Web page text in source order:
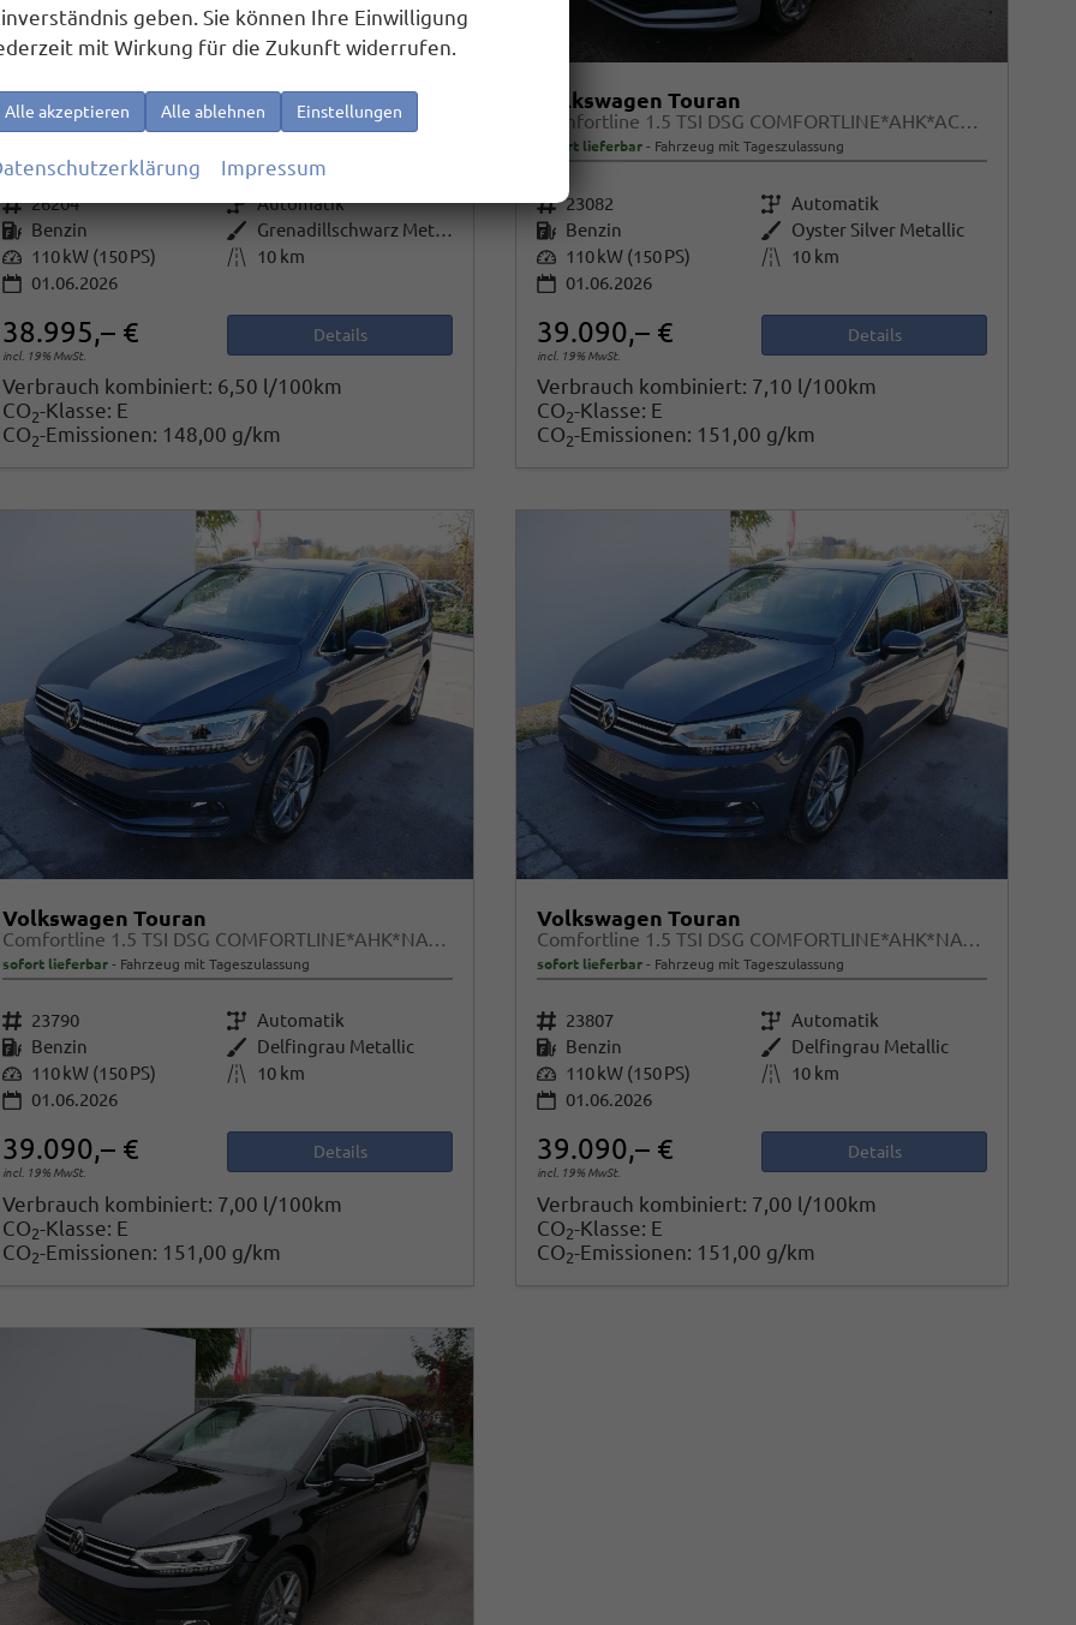
Volkswagen Touran
Fahrzeugnr.26204 GetriebeAutomatik
Kraftstoff Benzin Außenfarbe
Grenadillschwarz Metallic
Leistung 110 kW (150 PS) Kilometerstand
10 km
01.06.2026
38.995,– €
incl. 19% MwSt.
Details
Verbrauch kombiniert: 6,50 l/100km
CO2-Klasse: E
CO2-Emissionen: 148,00 g/km
Volkswagen Touran
Comfortline 1.5 TSI DSG COMFORTLINE*AHK*ACC*LED*PDC*KAMERA*NAVI*SHZ* 7-SITZER 17-ZOLL
sofort lieferbar Fahrzeug mit Tageszulassung
Fahrzeugnr.23082 GetriebeAutomatik
Kraftstoff Benzin Außenfarbe Oyster Silver Metallic
Leistung 110 kW (150 PS) Kilometerstand 10 km
01.06.2026
39.090,– €
incl. 19% MwSt.
Details
Verbrauch kombiniert: 7,10 l/100km
CO2-Klasse: E
CO2-Emissionen: 151,00 g/km
Volkswagen Touran
Comfortline 1.5 TSI DSG COMFORTLINE*AHK*NAVI*ACC*PDC*LED*SHZ*KAMERA*7-SITZER*17-ZOLL
sofort lieferbar Fahrzeug mit Tageszulassung
Fahrzeugnr. 23790 GetriebeAutomatik
Kraftstoff Benzin Außenfarbe Delfingrau Metallic
Leistung 110 kW (150 PS) Kilometerstand
10 km
01.06.2026
39.090,– €
incl. 19% MwSt.
Details
Verbrauch kombiniert: 7,00 l/100km
CO2-Klasse: E
CO2-Emissionen: 151,00 g/km
Volkswagen Touran
Comfortline 1.5 TSI DSG COMFORTLINE*AHK*NAVI*ACC*PDC*LED*SHZ*KAMERA*7-SITZER*17-ZOLL
sofort lieferbar Fahrzeug mit Tageszulassung
Fahrzeugnr. 23807 GetriebeAutomatik
Kraftstoff Benzin Außenfarbe Delfingrau Metallic
Leistung 110 kW (150 PS) Kilometerstand 10 km
01.06.2026
39.090,– €
incl. 19% MwSt.
Details
Verbrauch kombiniert: 7,00 l/100km
CO2-Klasse: E
CO2-Emissionen: 151,00 g/km
geben. Sie können Ihre Einwilligung
mit Wirkung für die Zukunft widerrufen.
Alle akzeptieren Alle ablehnen Einstellungen
Impressum